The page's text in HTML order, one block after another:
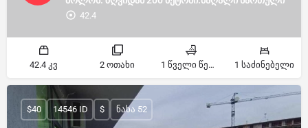
42.4
42.4 კვ 2 ოთახი 1 წველი წერტილი 1 საძინებელი
$40 14546 ID $ ნახა 52